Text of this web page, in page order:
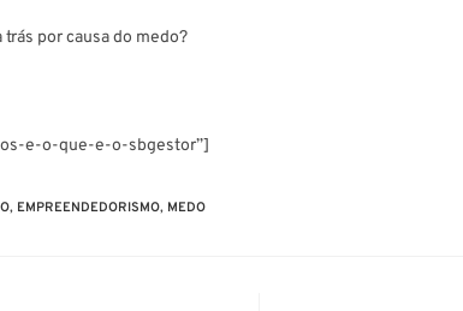
por causa do medo?
e-o-que-e-o-sbgestor”]
, EMPREENDEDORISMO, MEDO